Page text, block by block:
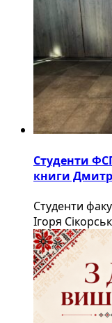
Студенти
книги
Студенти
Ігоря